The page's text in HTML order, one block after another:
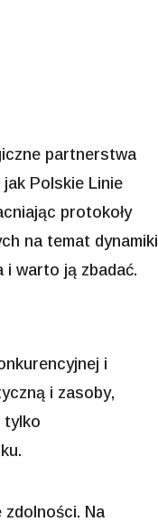
partnerstwa
Polskie Linie
protokoły
na temat dynamiki
i warto ją zbadać.
i
i zasoby,
tylko
Na